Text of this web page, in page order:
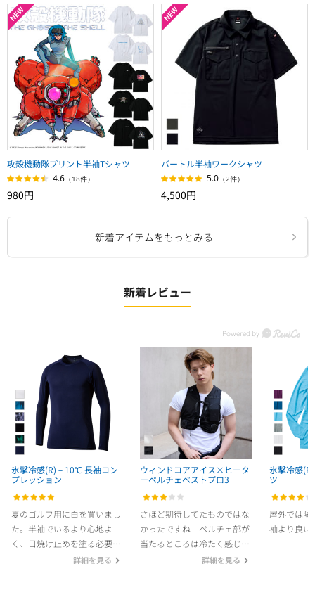
攻殻機動隊プリント半袖Tシャツ
4.6 （18件）
980円
バートル半袖ワークシャツ
5.0 （2件）
4,500円
新着アイテムをもっとみる
新着レビュー
氷撃冷感(R)－10℃ 長袖コン
プレッション
詳細を見る
夏のゴルフ用に白を買いまし
た。半袖でいるより心地よ
く、日焼け止めを塗る必要も
ないので、ソフトボールのア
ウィンドコアアイス×ヒータ
ーペルチェベストプロ3
詳細を見る
さほど期待してたものではな
かったですね ペルチェ部が
当たるところは冷たく感じま
すが外側ファンに熱が発生す
氷撃冷感
ツ
屋外では陽
袖より良い